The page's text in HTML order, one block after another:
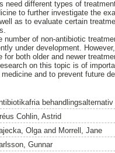
need different types of
to further investigate the
as to evaluate certain
number of non-antibiotic
under development.
for both older and newer
on this topic is of
and to prevent future
Cohlin, Astrid
Olgaand Morrell, Jane
Gunnar